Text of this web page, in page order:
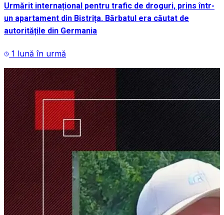
Urmărit internațional pentru trafic de droguri, prins într-
un apartament din Bistrița. Bărbatul era căutat de
autoritățile din Germania
1 lună în urmă